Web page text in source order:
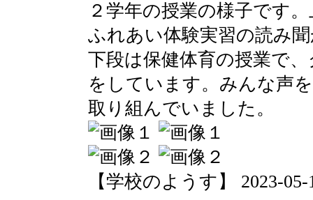
２学年の授業の様子です
ふれあい体験実習の読み
下段は保健体育の授業で
をしています。みんな声
取り組んでいました。
【学校のようす】 2023-05-